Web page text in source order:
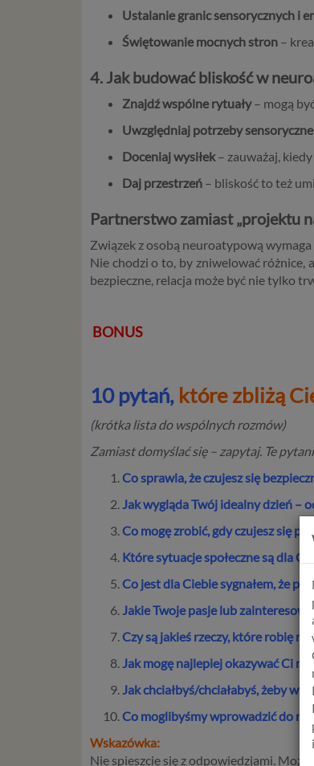
Ustalanie granic sensorycznych i
Świętowanie mocnych stron –
4. Jak budować bliskość w
Znajdź wspólne rytuały– mogą
Uwzględniaj potrzeby sensoryczne
Doceniaj wysiłek– zauważaj,
Daj przestrzeń – bliskość to też
Partnerstwo zamiast „projektu
Związek z osobą neuroatypową
Nie chodzi o to, by zniwelować
bezpieczne, relacja może być nie tylko
BONUS
10 pytań, które zbliżą
(krótka lista do wspólnych rozmów)
Zamiast domyślać się – zapytaj. Te
Co sprawia, że czujesz się
Jak wygląda Twój idealny dzień –
Co mogę zrobić, gdy czujesz się
Które sytuacje społeczne są dla
Co jest dla Ciebie sygnałem, że
Jakie Twoje pasje lub
Czy są jakieś rzeczy, które robię
Jak mogę najlepiej okazywać Ci
Jak chciałbyś/chciałabyś, żeby
Co moglibyśmy wprowadzić do
Wskazówka:
Nie spieszcie się z odpowiedziami.